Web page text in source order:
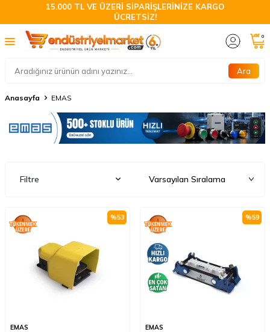
15.000 TL VE ÜZERİ SİPARİŞLERİNİZE KARGO
ÜCRETSİZ!
Ara
0
Anasayfa EMAS
Filtre
%53
EMAS
%59
EMAS